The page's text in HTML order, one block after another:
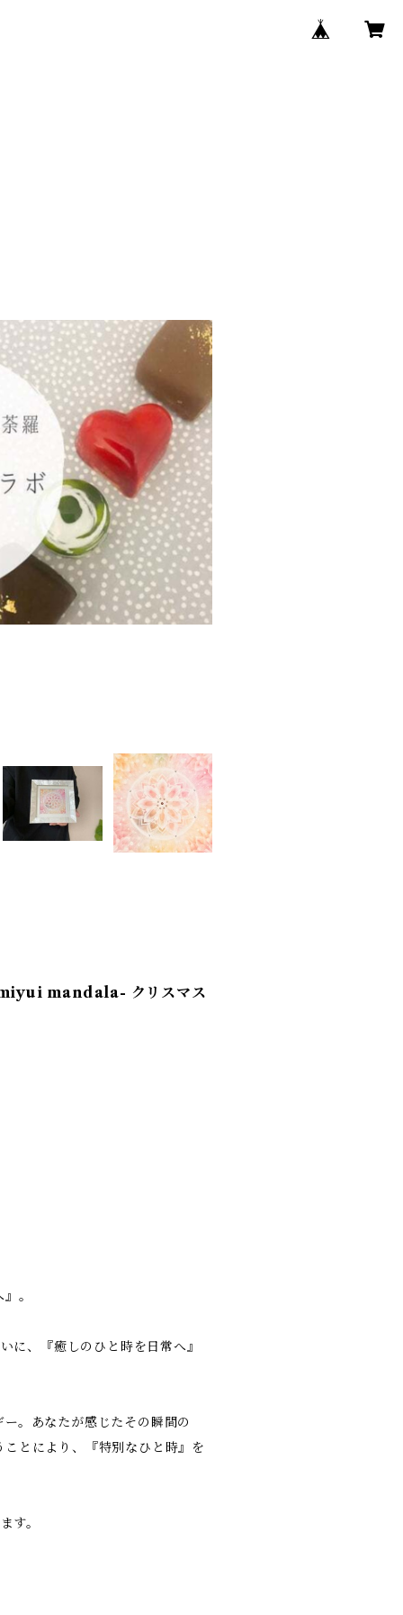
mandala- クリスマス
。
、『癒しのひと時を日常へ』
。あなたが感じたその瞬間の
ことにより、『特別なひと時』を
す。